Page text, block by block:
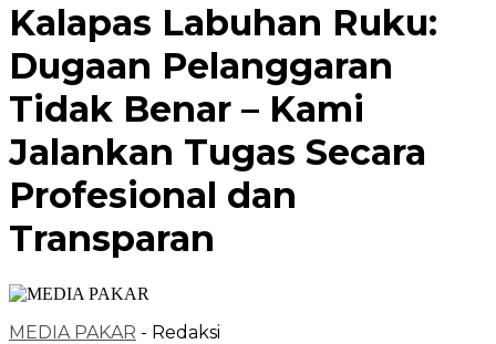
Kalapas Labuhan Ruku:
Dugaan Pelanggaran
Tidak Benar – Kami
Jalankan Tugas Secara
Profesional dan
Transparan
MEDIA PAKAR - Redaksi